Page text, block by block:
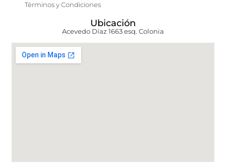
Términos y Condiciones
Ubicación
Acevedo Díaz 1663 esq. Colonia